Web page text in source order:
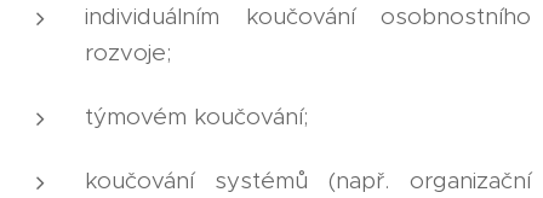
individuálním koučování osobnostního
rozvoje;
týmovém koučování;
koučování systémů (např. organizační